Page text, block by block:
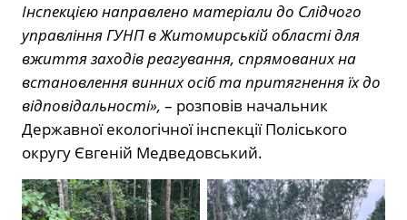
Інспекцією направлено матеріали до Слідчого
управління ГУНП в Житомирській області для
вжиття заходів реагування, спрямованих на
встановлення винних осіб та притягнення їх до
відповідальності», – розповів начальник
Державної екологічної інспекції Поліського
округу Євгеній Медведовський.